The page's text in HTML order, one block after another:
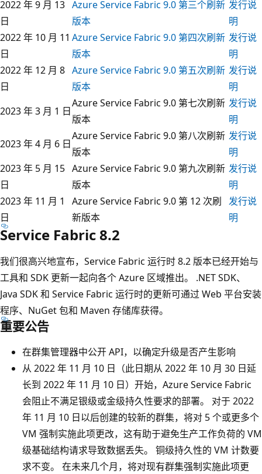
2022 年 9 月 13
日
Azure Service Fabric 9.0 第三个刷新
版本
发行说
明
2022 年 10 月 11
日
Azure Service Fabric 9.0 第四次刷新
版本
发行说
明
2022 年 12 月 8
日
Azure Service Fabric 9.0 第五次刷新
版本
发行说
明
2023 年 3 月 1 日
Azure Service Fabric 9.0 第七次刷新
版本
发行说
明
2023 年 4 月 6 日
Azure Service Fabric 9.0 第八次刷新
版本
发行说
明
2023 年 5 月 15
日
Azure Service Fabric 9.0 第九次刷新
版本
发行说
明
2023 年 11 月 1
日
Azure Service Fabric 9.0 第 12 次刷
新版本
发行说
明
Service Fabric 8.2
我们很高兴地宣布，Service Fabric 运行时 8.2 版本已经开始与
工具和 SDK 更新一起向各个 Azure 区域推出。 .NET SDK、
Java SDK 和 Service Fabric 运行时的更新可通过 Web 平台安装
程序、NuGet 包和 Maven 存储库获得。
重要公告
在群集管理器中公开 API，以确定升级是否产生影响
从 2022 年 11 月 10 日（此日期从 2022 年 10 月 30 日延
长到 2022 年 11 月 10 日）开始，Azure Service Fabric
会阻止不满足银级或金级持久性要求的部署。 对于 2022
年 11 月 10 日以后创建的较新的群集，将对 5 个或更多个
VM 强制实施此项更改，这有助于避免生产工作负荷的 VM
级基础结构请求导致数据丢失。 铜级持久性的 VM 计数要
求不变。 在未来几个月，将对现有群集强制实施此项更